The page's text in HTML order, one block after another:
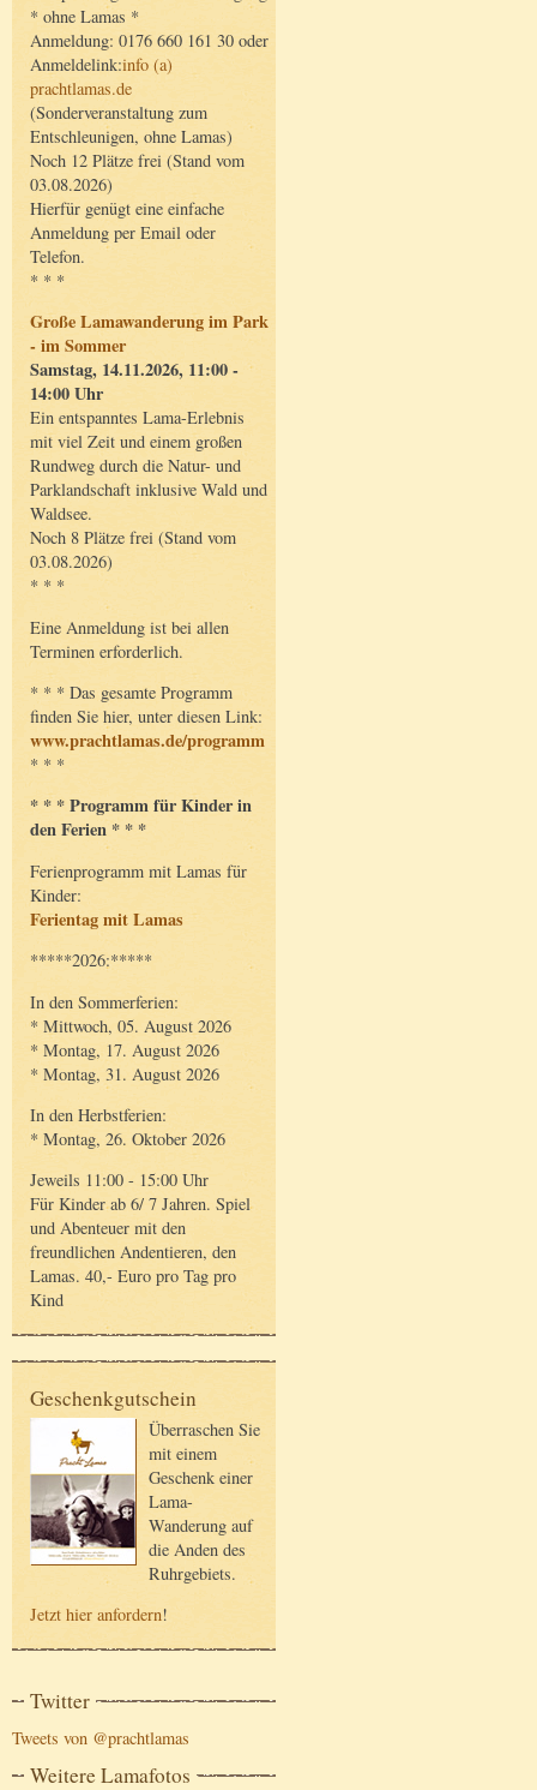
* ohne Lamas *
Anmeldung: 0176 660 161 30 oder
Anmeldelink:info (a)
prachtlamas.de
(Sonderveranstaltung zum
Entschleunigen, ohne Lamas)
Noch 12 Plätze frei (Stand vom
03.08.2026)
Hierfür genügt eine einfache
Anmeldung per Email oder
Telefon.
* * *
Große Lamawanderung im Park
- im Sommer
Samstag, 14.11.2026, 11:00 -
14:00 Uhr
Ein entspanntes Lama-Erlebnis
mit viel Zeit und einem großen
Rundweg durch die Natur- und
Parklandschaft inklusive Wald und
Waldsee.
Noch 8 Plätze frei (Stand vom
03.08.2026)
* * *
Eine Anmeldung ist bei allen
Terminen erforderlich.
* * * Das gesamte Programm
finden Sie hier, unter diesen Link:
www.prachtlamas.de/programm
* * *
* * * Programm für Kinder in
den Ferien * * *
Ferienprogramm mit Lamas für
Kinder:
Ferientag mit Lamas
*****2026:*****
In den Sommerferien:
* Mittwoch, 05. August 2026
* Montag, 17. August 2026
* Montag, 31. August 2026
In den Herbstferien:
* Montag, 26. Oktober 2026
Jeweils 11:00 - 15:00 Uhr
Für Kinder ab 6/ 7 Jahren. Spiel
und Abenteuer mit den
freundlichen Andentieren, den
Lamas. 40,- Euro pro Tag pro
Kind
Geschenkgutschein
Überraschen Sie
mit einem
Geschenk einer
Lama-
Wanderung auf
die Anden des
Ruhrgebiets.
Jetzt hier anfordern!
Twitter
Tweets von @prachtlamas
Weitere Lamafotos